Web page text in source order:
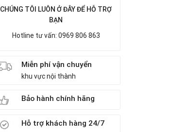
CHÚNG TÔI LUÔN Ở ĐÂY ĐỂ HỖ TRỢ
BẠN
Hotline tư vấn: 0969 806 863
Miễn phí vận chuyển
khu vực nội thành
Bảo hành chính hãng
Hỗ trợ khách hàng 24/7